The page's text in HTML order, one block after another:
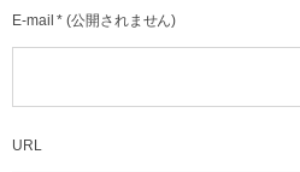
E-mail * (公開されません)
URL